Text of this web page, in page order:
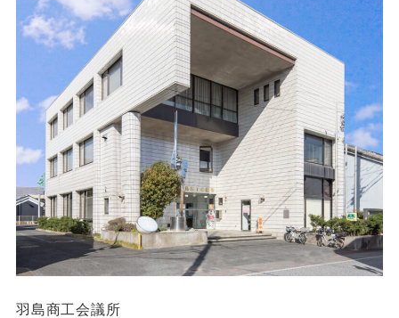
羽島商工会議所